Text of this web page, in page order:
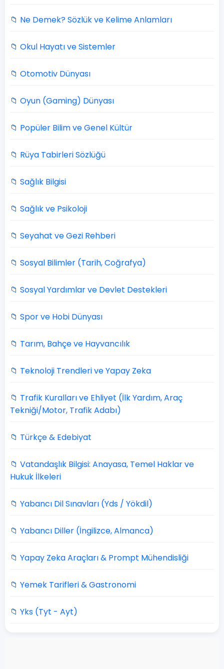
📁 Ne Demek? Sözlük ve Kelime Anlamları
📁 Okul Hayatı ve Sistemler
📁 Otomotiv Dünyası
📁 Oyun (Gaming) Dünyası
📁 Popüler Bilim ve Genel Kültür
📁 Rüya Tabirleri Sözlüğü
📁 Sağlık Bilgisi
📁 Sağlık ve Psikoloji
📁 Seyahat ve Gezi Rehberi
📁 Sosyal Bilimler (Tarih, Coğrafya)
📁 Sosyal Yardımlar ve Devlet Destekleri
📁 Spor ve Hobi Dünyası
📁 Tarım, Bahçe ve Hayvancılık
📁 Teknoloji Trendleri ve Yapay Zeka
📁 Trafik Kuralları ve Ehliyet (İlk Yardım, Araç
Tekniği/Motor, Trafik Adabı)
📁 Türkçe & Edebiyat
📁 Vatandaşlık Bilgisi: Anayasa, Temel Haklar ve
Hukuk İlkeleri
📁 Yabancı Dil Sınavları (Yds / Yökdil)
📁 Yabancı Diller (İngilizce, Almanca)
📁 Yapay Zeka Araçları & Prompt Mühendisliği
📁 Yemek Tarifleri & Gastronomi
📁 Yks (Tyt - Ayt)